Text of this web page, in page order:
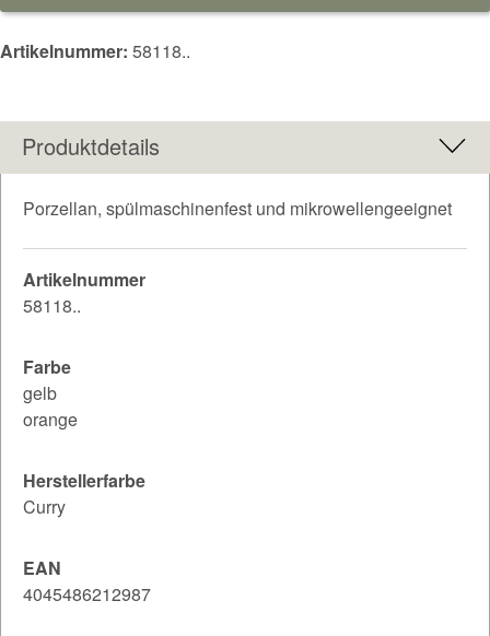
Artikelnummer: 58118..
Produktdetails
Porzellan, spülmaschinenfest und mikrowellengeeignet
Artikelnummer
58118..
Farbe
gelb
orange
Herstellerfarbe
Curry
EAN
4045486212987